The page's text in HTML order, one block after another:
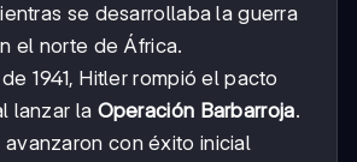
se desarrollaba la guerra
el norte de África.
1941, Hitler rompió el pacto
lanzar la Operación Barbarroja.
avanzaron con éxito inicial